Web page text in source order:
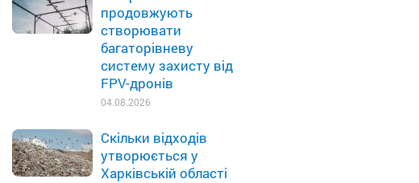
продовжують
створювати
багаторівневу
систему захисту від
FPV-дронів
04.08.2026
Скільки відходів
утворюється у
Харківській області